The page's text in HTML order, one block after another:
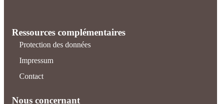
Ressources complémentaires
Protection des données
Impressum
Contact
Nous concernant